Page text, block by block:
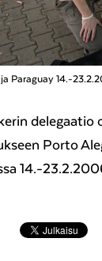
Paraguay 14.-
Porto
14.-